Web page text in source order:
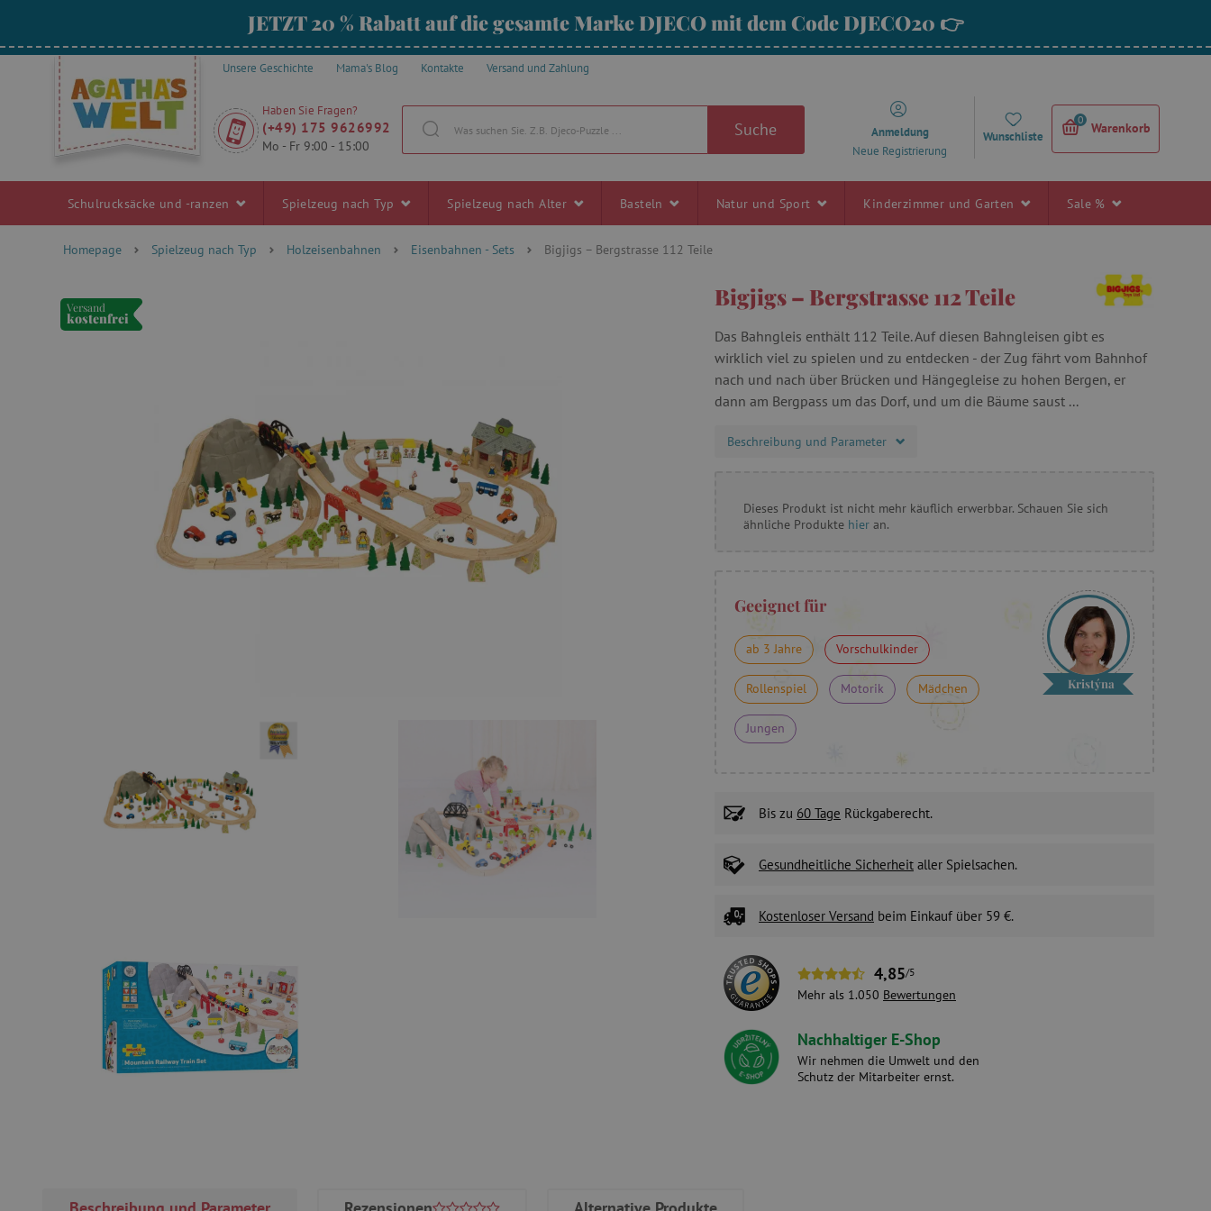
JETZT 20 % Rabatt auf die gesamte Marke DJECO mit dem Code DJECO20 👉
Unsere Geschichte Mama's Blog Kontakte Versand und Zahlung
Haben Sie Fragen?
(+49) 175 9626992
Mo - Fr 9:00 - 15:00
Suche
Anmeldung
Neue Registrierung
Wunschliste
0
Warenkorb
Schulrucksäcke und -ranzen Spielzeug nach Typ Spielzeug nach Alter Basteln Natur und Sport Kinderzimmer und Garten Sale %
Homepage Spielzeug nach Typ Holzeisenbahnen Eisenbahnen - Sets Bigjigs – Bergstrasse 112 Teile
Versand
kostenfrei
Bigjigs – Bergstrasse 112 Teile
Das Bahngleis enthält 112 Teile. Auf diesen Bahngleisen gibt es
wirklich viel zu spielen und zu entdecken - der Zug fährt vom Bahnhof
nach und nach über Brücken und Hängegleise zu hohen Bergen, er
dann am Bergpass um das Dorf, und um die Bäume saust ...
Beschreibung und Parameter
Dieses Produkt ist nicht mehr käuflich erwerbbar. Schauen Sie sich
ähnliche Produkte hier an.
Geeignet für
ab 3 Jahre Vorschulkinder
Rollenspiel Motorik Mädchen
Jungen
Kristýna
Bis zu 60 Tage Rückgaberecht.
Gesundheitliche Sicherheit aller Spielsachen.
Kostenloser Versand beim Einkauf über 59 €.
4,85/5
Mehr als 1.050 Bewertungen
Nachhaltiger E-Shop
Wir nehmen die Umwelt und den
Schutz der Mitarbeiter ernst.